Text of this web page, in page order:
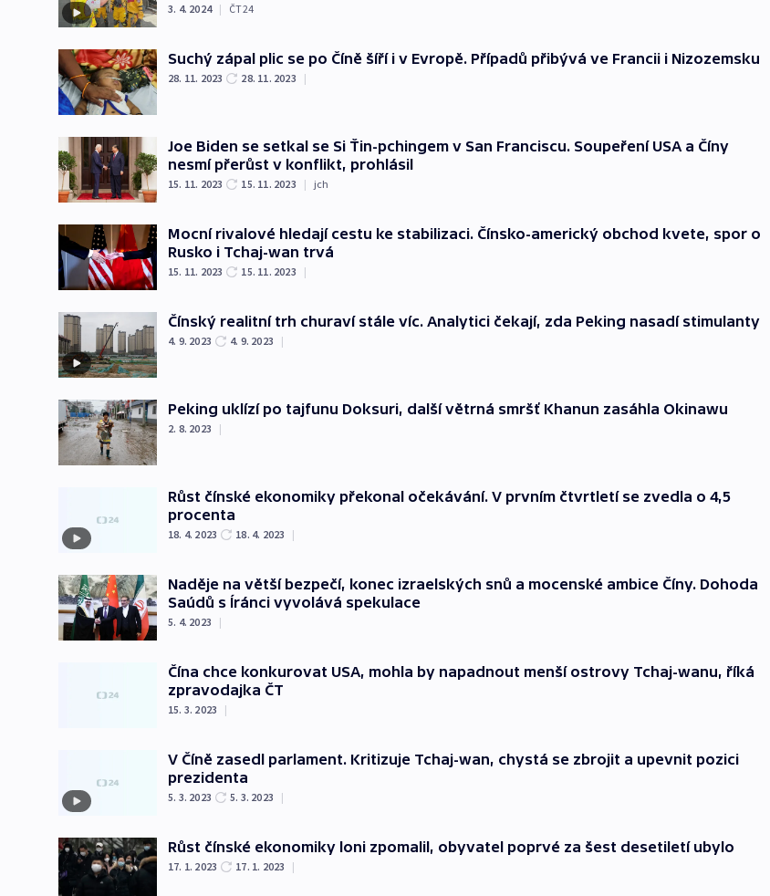
3. 4. 2024 | ČT24
Suchý zápal plic se po Číně šíří i v Evropě. Případů přibývá ve Francii i Nizozemsku
28. 11. 2023 28. 11. 2023 |
Joe Biden se setkal se Si Ťin-pchingem v San Franciscu. Soupeření USA a Číny
nesmí přerůst v konflikt, prohlásil
15. 11. 2023 15. 11. 2023 | jch
Mocní rivalové hledají cestu ke stabilizaci. Čínsko-americký obchod kvete, spor o
Rusko i Tchaj-wan trvá
15. 11. 2023 15. 11. 2023 |
Čínský realitní trh churaví stále víc. Analytici čekají, zda Peking nasadí stimulanty
4. 9. 2023 4. 9. 2023 |
Peking uklízí po tajfunu Doksuri, další větrná smršť Khanun zasáhla Okinawu
2. 8. 2023 |
Růst čínské ekonomiky překonal očekávání. V prvním čtvrtletí se zvedla o 4,5
procenta
18. 4. 2023 18. 4. 2023 |
Naděje na větší bezpečí, konec izraelských snů a mocenské ambice Číny. Dohoda
Saúdů s Íránci vyvolává spekulace
5. 4. 2023 |
Čína chce konkurovat USA, mohla by napadnout menší ostrovy Tchaj-wanu, říká
zpravodajka ČT
15. 3. 2023 |
V Číně zasedl parlament. Kritizuje Tchaj-wan, chystá se zbrojit a upevnit pozici
prezidenta
5. 3. 2023 5. 3. 2023 |
Růst čínské ekonomiky loni zpomalil, obyvatel poprvé za šest desetiletí ubylo
17. 1. 2023 17. 1. 2023 |